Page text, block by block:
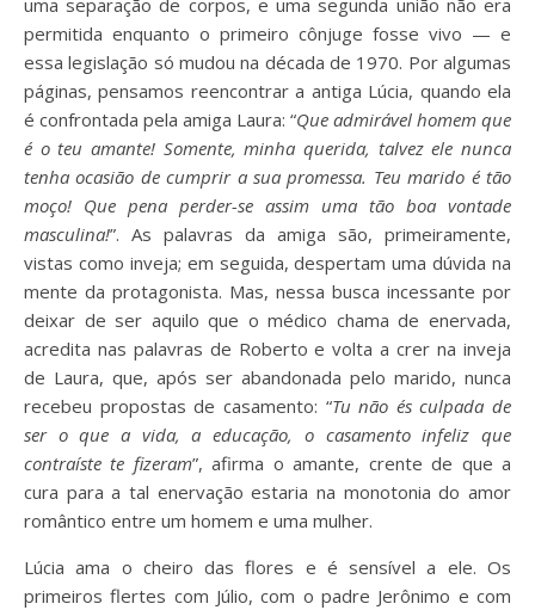
permitida enquanto o primeiro cônjuge fosse vivo — e
essa legislação só mudou na década de 1970. Por algumas
páginas, pensamos reencontrar a antiga Lúcia, quando ela
é confrontada pela amiga Laura: “Que admirável homem que
é o teu amante! Somente, minha querida, talvez ele nunca
tenha ocasião de cumprir a sua promessa. Teu marido é tão
moço! Que pena perder-se assim uma tão boa vontade
masculina!”. As palavras da amiga são, primeiramente,
vistas como inveja; em seguida, despertam uma dúvida na
mente da protagonista. Mas, nessa busca incessante por
deixar de ser aquilo que o médico chama de enervada,
acredita nas palavras de Roberto e volta a crer na inveja
de Laura, que, após ser abandonada pelo marido, nunca
recebeu propostas de casamento: “Tu não és culpada de
ser o que a vida, a educação, o casamento infeliz que
contraíste te fizeram”, afirma o amante, crente de que a
cura para a tal enervação estaria na monotonia do amor
romântico entre um homem e uma mulher.
Lúcia ama o cheiro das flores e é sensível a ele. Os
primeiros flertes com Júlio, com o padre Jerônimo e com